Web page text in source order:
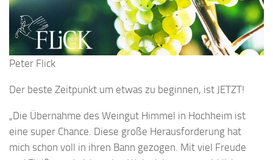
Peter Flick
Der beste Zeitpunkt um etwas zu beginnen, ist JETZT!
„Die Übernahme des Weingut Himmel in Hochheim ist
eine super Chance. Diese große Herausforderung hat
mich schon voll in ihren Bann gezogen. Mit viel Freude